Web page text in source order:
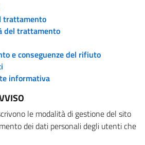
trattamento
del trattamento
e conseguenze del rifiuto
informativa
le modalità di gestione del sito
dei dati personali degli utenti che